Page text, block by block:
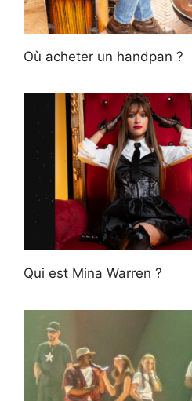
Où acheter un handpan ?
Qui est Mina Warren ?